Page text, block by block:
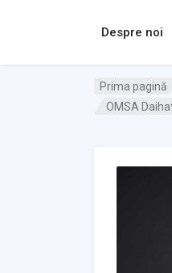
Despre noi
Prima pagină
OMSA